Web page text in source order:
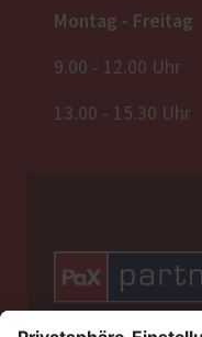
Montag - Freitag
9.00 - 12.00 Uhr
13.00 - 15.30 Uhr